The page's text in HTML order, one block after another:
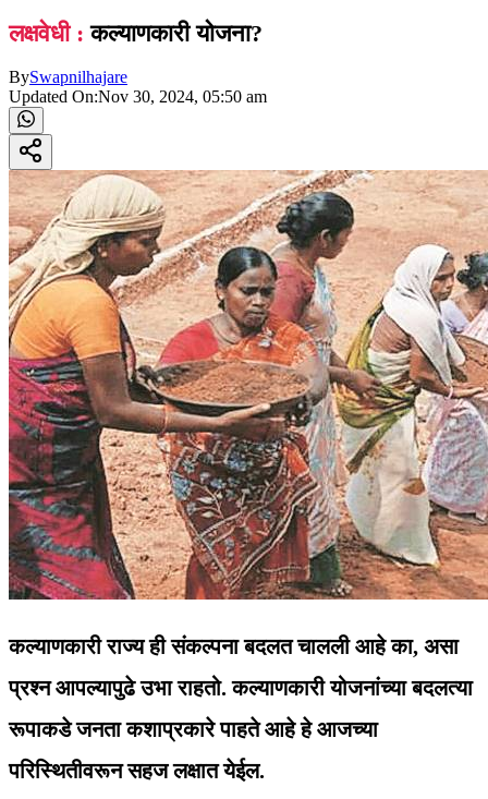
लक्षवेधी : कल्याणकारी योजना?
BySwapnilhajare
Updated On:Nov 30, 2024, 05:50 am
कल्याणकारी राज्य ही संकल्पना बदलत चालली आहे का, असा
प्रश्‍न आपल्यापुढे उभा राहतो. कल्याणकारी योजनांच्या बदलत्या
रूपाकडे जनता कशाप्रकारे पाहते आहे हे आजच्या
परिस्थितीवरून सहज लक्षात येईल.